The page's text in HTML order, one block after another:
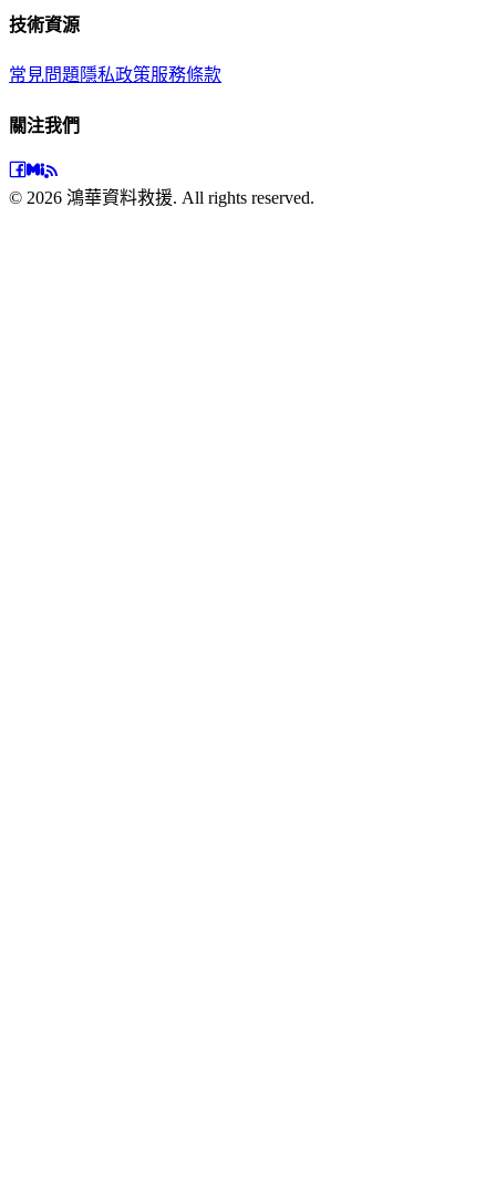
技術資源
常見問題隱私政策服務條款
關注我們
© 2026 鴻華資料救援. All rights reserved.